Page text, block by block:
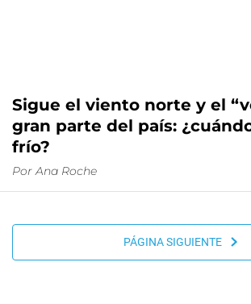
Sigue el viento norte y el
gran parte del país:
frío?
Por Ana Roche
PÁGINA SIGUIENTE